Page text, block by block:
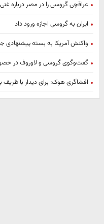
عراقچی گروسی را در مصر درباره
ایران به گروسی اجازه ورود داد
واکنش آمریکا به بسته پیشنهادی
گفت‌وگوی گروسی و لاوروف در
افشاگری هوک: برای دیدار با